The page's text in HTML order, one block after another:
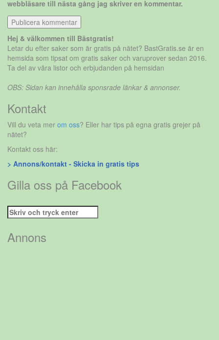
webbläsare till nästa gång jag skriver en kommentar.
Hej & välkommen till Bästgratis!
Letar du efter saker som är gratis på nätet? BastGratis.se är en
hemsida som tipsat om gratis saker och varuprover sedan 2016.
Ta del av våra listor och erbjudanden på hemsidan
OBS: Sidan kan innehålla sponsrade länkar & annonser.
Kontakt
Vill du veta mer om oss? Eller har tips på egna gratis grejer på
nätet?
Kontakt oss här:
> Annons/kontakt - Skicka in gratis tips
Gilla oss på Facebook
Sök
efter:
Annons